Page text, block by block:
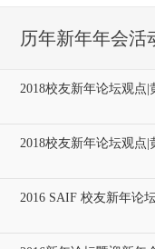
历年新年年会活
2018校友新年论坛观点|
2018校友新年论坛观点|
2016 SAIF 校友新年论